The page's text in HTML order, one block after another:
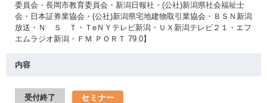
委員会・長岡市教育委員会・新潟日報社・(公社)新潟県社会福祉士
会・日本証券業協会・(公社)新潟県宅地建物取引業協会・ＢＳＮ新潟
放送・Ｎ Ｓ Ｔ・ＴeＮＹテレビ新潟・ＵＸ新潟テレビ２１・エフ
エムラジオ新潟・ＦＭ ＰＯＲＴ 79.0】
内容
受付終了 セミナー